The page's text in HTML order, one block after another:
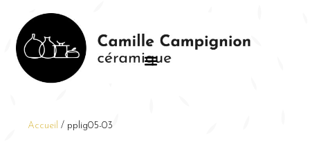
Accueil / pplig05-03